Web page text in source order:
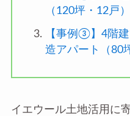
（120坪・12戸）
【事例③】4階
造アパート（80
イエウール土地活用に